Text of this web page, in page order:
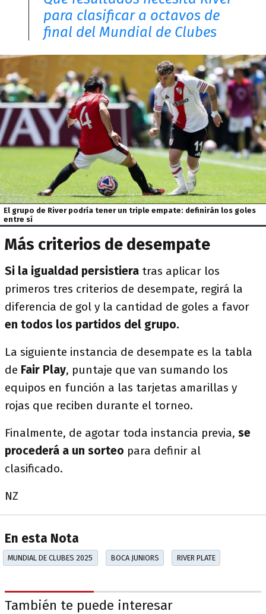
para clasificar a octavos de
final del Mundial de Clubes
El grupo de River podría tener un triple empate: definirán los goles
entre sí
Más criterios de desempate
Si la igualdad persistiera tras aplicar los
primeros tres criterios de desempate, regirá la
diferencia de gol y la cantidad de goles a favor
en todos los partidos del grupo.
La siguiente instancia de desempate es la tabla
de Fair Play, puntaje que van sumando los
equipos en función a las tarjetas amarillas y
rojas que reciben durante el torneo.
Finalmente, de agotar toda instancia previa, se
procederá a un sorteo para definir al
clasificado.
NZ
En esta Nota
MUNDIAL DE CLUBES 2025 BOCA JUNIORS RIVER PLATE
También te puede interesar